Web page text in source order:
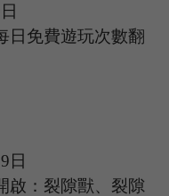
日
日免費遊玩次數翻
日
啟：裂隙獸、裂隙